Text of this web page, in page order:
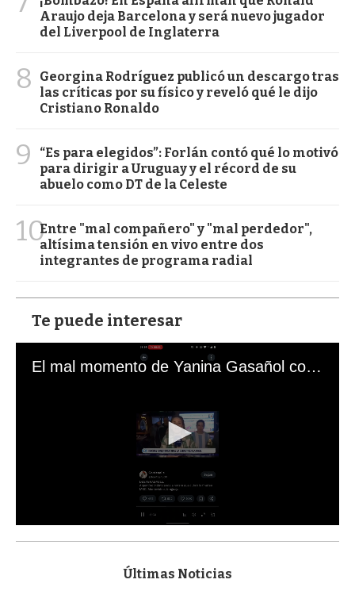
Araujo deja Barcelona y será nuevo jugador
del Liverpool de Inglaterra
8
Georgina Rodríguez publicó un descargo tras
las críticas por su físico y reveló qué le dijo
Cristiano Ronaldo
9
“Es para elegidos”: Forlán contó qué lo motivó
para dirigir a Uruguay y el récord de su
abuelo como DT de la Celeste
10Entre "mal compañero" y "mal perdedor",
altísima tensión en vivo entre dos
integrantes de programa radial
Te puede interesar
El mal momento de Yanina Gasañol con un hincha argentino en "Subrayado"
s
Últimas Noticias